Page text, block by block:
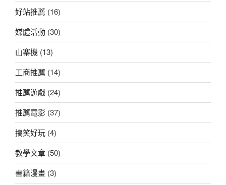
好站推薦 (16)
媒體活動 (30)
山寨機 (13)
工商推薦 (14)
推薦遊戲 (24)
推薦電影 (37)
搞笑好玩 (4)
教學文章 (50)
書籍漫畫 (3)